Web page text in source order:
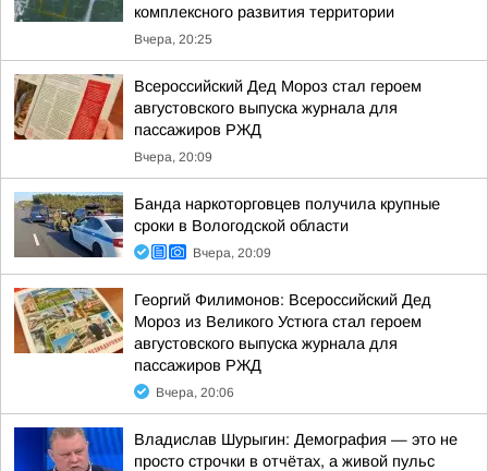
комплексного развития территории
Вчера, 20:25
Всероссийский Дед Мороз стал героем
августовского выпуска журнала для
пассажиров РЖД
Вчера, 20:09
Банда наркоторговцев получила крупные
сроки в Вологодской области
Вчера, 20:09
Георгий Филимонов: Всероссийский Дед
Мороз из Великого Устюга стал героем
августовского выпуска журнала для
пассажиров РЖД
Вчера, 20:06
Владислав Шурыгин: Демография — это не
просто строчки в отчётах, а живой пульс